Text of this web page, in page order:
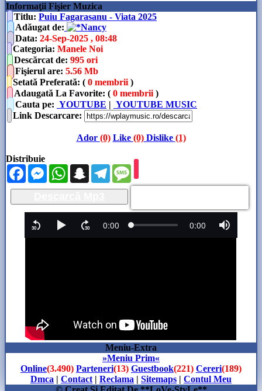
Informaţii Fişier Muzica
Titlu: Puiu Fagarasanu - Viata 2025
Adăugat de:
Nancy
Data: 24-Sep-2025 , 08:48
Categoria: Manele Noi
Descărcat de: 995 ori
Fişierul are: 5.56 Mb
Setată Preferată: ( 0 membrii )
Adaugată La Favorite: ( 0 membrii )
Cauta pe: YOUTUBE | YOUTUBE MUSIC
Link Descarcare:
Ador (0) Like (0)Dislike (1)
Distribuie
FacebookMessengerWhatsAppSnapchatTelegram
Meniu-Extra
»Meniu Prim«
Online(3.490) Parteneri(13) Guestbook(221) Cereri(189)
Dmca | Contact | Reclama | Sitemaps | Contul Meu